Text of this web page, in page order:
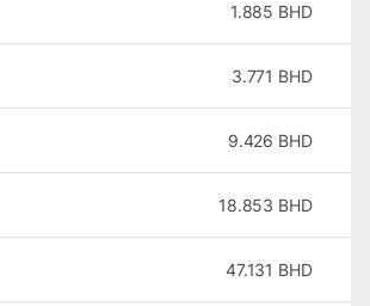
1.885 BHD
3.771 BHD
9.426 BHD
18.853 BHD
47.131 BHD